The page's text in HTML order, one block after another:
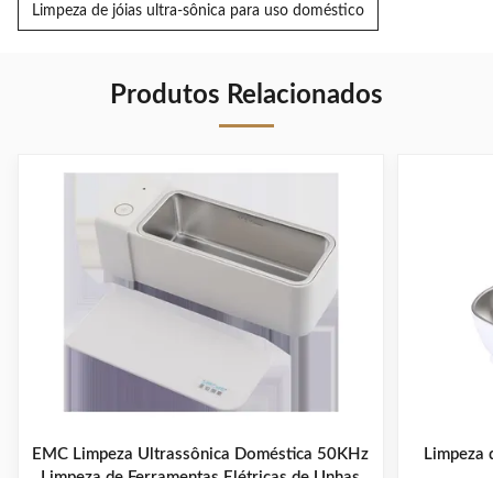
Limpeza de jóias ultra-sônica para uso doméstico
Produtos Relacionados
EMC Limpeza Ultrassônica Doméstica 50KHz
Limpeza